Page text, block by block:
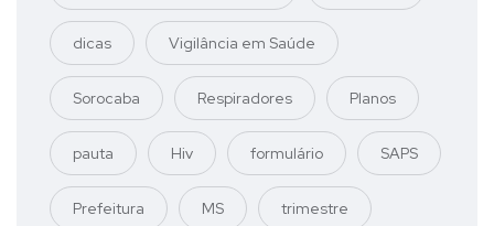
dicas Vigilância em Saúde
Sorocaba Respiradores Planos
pauta Hiv formulário SAPS
Prefeitura MS trimestre